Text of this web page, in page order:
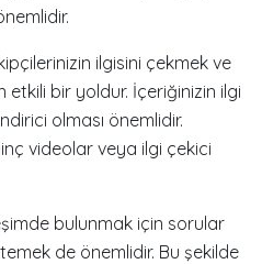
ilgisini çekmek ve
bir yoldur. İçeriğinizin ilgi
olması önemlidir.
videolar veya ilgi çekici
bulunmak için sorular
de önemlidir. Bu şekilde